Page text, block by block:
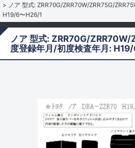
> ノア 型式: ZRR70G/ZRR70W/ZRR75G/
H19/6〜H26/1
ノア 型式: ZRR70G/
度登録年月/初度検査年月: